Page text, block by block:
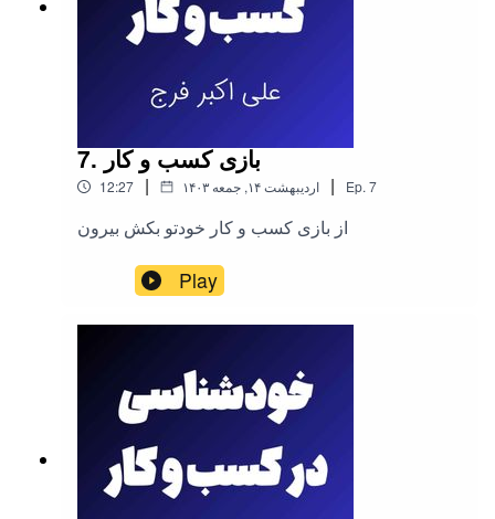
7. بازی کسب و کار
12:27 | ۱۴۰۳ اردیبهشت ۱۴, جمعه | Ep. 7
از بازی کسب و کار خودتو بکش بیرون
Play